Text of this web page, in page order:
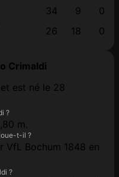
34 9
0
26 18 0
Crimaldi
est né le 28
?
m.
t-il ?
VfL Bochum 1848 en
?